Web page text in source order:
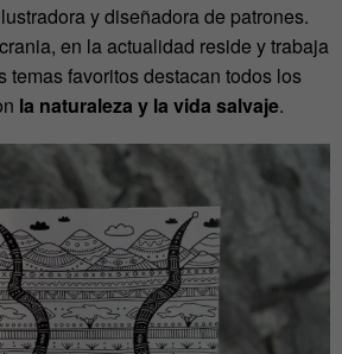
y diseñadora de patrones.
en la actualidad reside y trabaja
temas favoritos destacan todos los
la naturaleza y la vida salvaje.